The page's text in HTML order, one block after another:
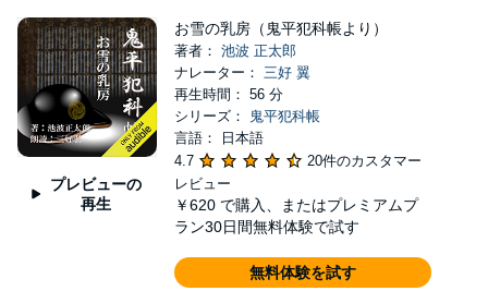
プレビューの
再生
お雪の乳房（鬼平犯科帳より）
著者： 池波 正太郎
ナレーター： 三好 翼
再生時間： 56 分
シリーズ：
鬼平犯科帳
言語： 日本語
4.7
20件のカスタマー
レビュー
￥620 で購入、またはプレミアムプ
ラン30日間無料体験で試す
無料体験を試す